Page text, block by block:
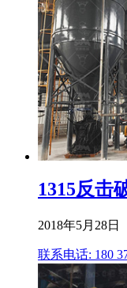
1315反击
2018年5月28日
联系电话: 180